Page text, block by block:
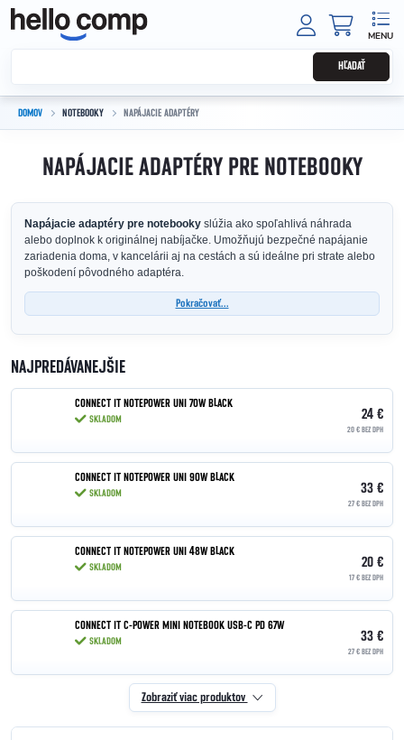
Prejsť na obsah
HĽADAŤ
DOMOV NOTEBOOKY NAPÁJACIE ADAPTÉRY
NAPÁJACIE ADAPTÉRY PRE NOTEBOOKY
Napájacie adaptéry pre notebooky slúžia ako spoľahlivá náhrada
alebo doplnok k originálnej nabíjačke. Umožňujú bezpečné napájanie
zariadenia doma, v kancelárii aj na cestách a sú ideálne pri strate alebo
poškodení pôvodného adaptéra.
Pokračovať...
NAJPREDÁVANEJŠIE
CONNECT IT NOTEPOWER UNI 70W BLACK
SKLADOM 24 €
20 € BEZ DPH
CONNECT IT NOTEPOWER UNI 90W BLACK
SKLADOM 33 €
27 € BEZ DPH
CONNECT IT NOTEPOWER UNI 48W BLACK
SKLADOM 20 €
17 € BEZ DPH
CONNECT IT C-POWER MINI NOTEBOOK USB-C PD 67W
SKLADOM 33 €
27 € BEZ DPH
Zobraziť viac produktov